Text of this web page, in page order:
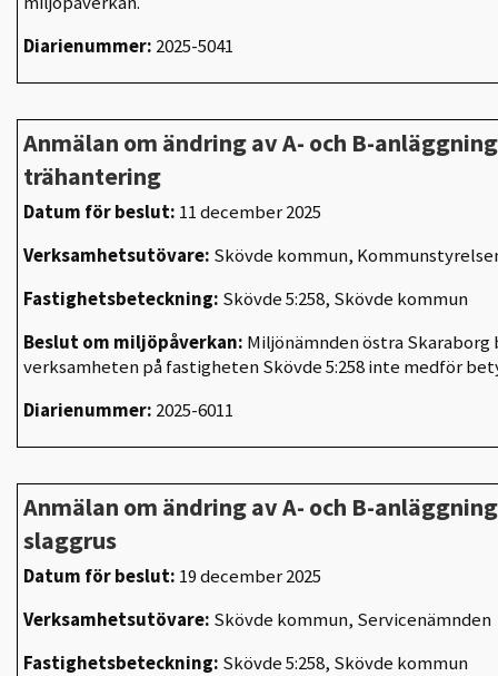
Diarienummer: 2025-5041
Anmälan om ändring av A- och B-
trähantering
Datum för beslut: 11 december 2025
Verksamhetsutövare: Skövde kommun,
Fastighetsbeteckning: Skövde 5:258, Skövde kommun
Beslut om miljöpåverkan: Miljönämnden östra
verksamheten på fastigheten Skövde 5:258 inte medför
Diarienummer: 2025-6011
Anmälan om ändring av A- och B-
slaggrus
Datum för beslut: 19 december 2025
Verksamhetsutövare: Skövde kommun, Servicenämnden
Fastighetsbeteckning: Skövde 5:258, Skövde kommun